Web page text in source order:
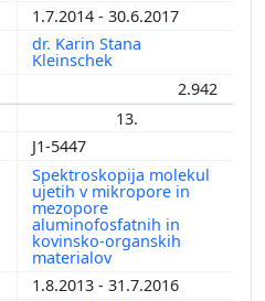
1.7.2014 - 30.6.2017
dr. Karin Stana
Kleinschek
2.942
13.
J1-5447
Spektroskopija molekul
ujetih v mikropore in
mezopore
aluminofosfatnih in
kovinsko-organskih
materialov
1.8.2013 - 31.7.2016